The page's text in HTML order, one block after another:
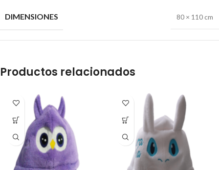
DIMENSIONES 80 × 110 cm
Productos relacionados